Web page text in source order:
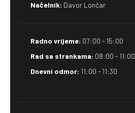
Načelnik: Davor Lončar
Radno vrijeme: 07:00 - 15:00
Rad sa strankama: 08:00 - 11:00
Dnevni odmor: 11:00 - 11:30